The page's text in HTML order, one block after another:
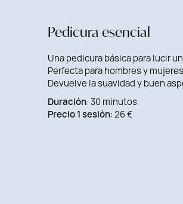
Pedicura esencial
Una pedicura básica para lucir
Perfecta para hombres y
Devuelve la suavidad y buen
Duración: 30 minutos
Precio 1 sesión: 26 €